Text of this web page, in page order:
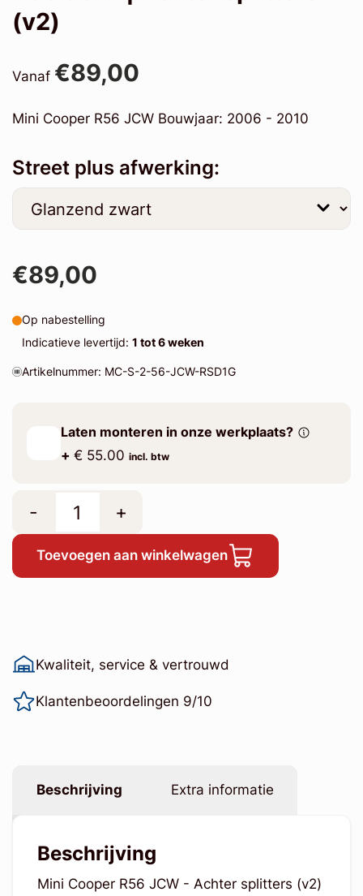
(v2)
Vanaf €89,00
Mini Cooper R56 JCW Bouwjaar: 2006 - 2010
Street plus afwerking:
€89,00
Op nabestelling
Indicatieve levertijd: 1 tot 6 weken
Artikelnummer: MC-S-2-56-JCW-RSD1G
Laten monteren in onze werkplaats?
+ € 55.00 incl. btw
- +
Toevoegen aan winkelwagen
Kwaliteit, service & vertrouwd
Klantenbeoordelingen 9/10
Beschrijving Extra informatie
Beschrijving
Mini Cooper R56 JCW - Achter splitters (v2)